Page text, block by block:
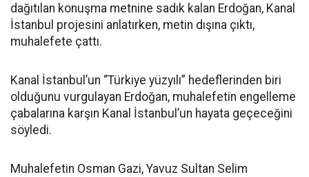
dağıtılan konuşma metnine sadık kalan Erdoğan, Kanal
İstanbul projesini anlatırken, metin dışına çıktı,
muhalefete çattı.
Kanal İstanbul’un “Türkiye yüzyılı” hedeflerinden biri
olduğunu vurgulayan Erdoğan, muhalefetin engelleme
çabalarına karşın Kanal İstanbul’un hayata geçeceğini
söyledi.
Muhalefetin Osman Gazi, Yavuz Sultan Selim